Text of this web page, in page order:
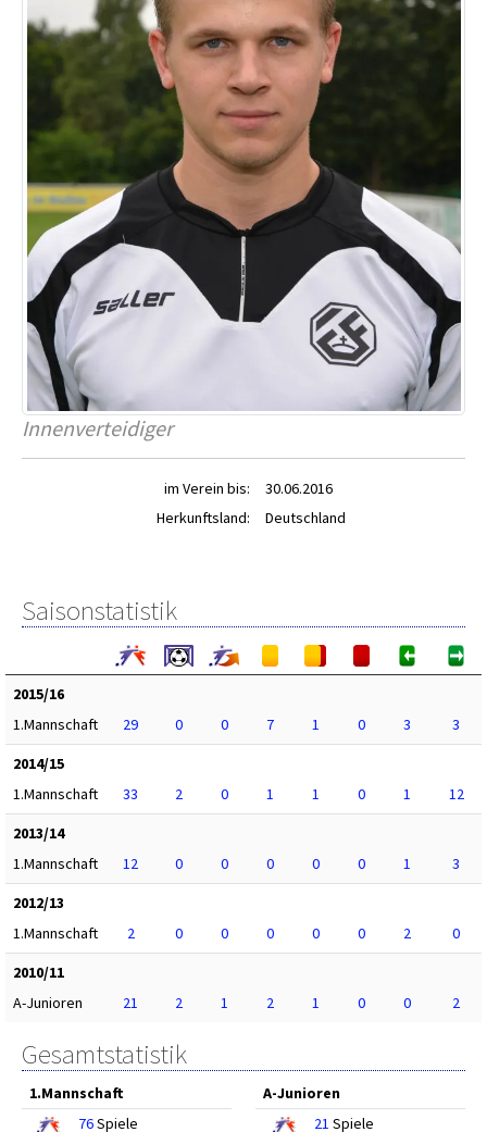
Innenverteidiger
im Verein bis:
30.06.2016
Herkunftsland:
Deutschland
Saisonstatistik
2015/16
1.Mannschaft
29 0 0 7 1 0 3
3
2014/15
1.Mannschaft
33 2 0 1 1 0 1
12
2013/14
1.Mannschaft
12 0 0 0 0 0 1
3
2012/13
1.Mannschaft
2 0 0 0 0 0 2
0
2010/11
A-Junioren
21 2 1 2 1 0 0 2
Gesamtstatistik
1.Mannschaft
76Spiele
A-Junioren
21 Spiele